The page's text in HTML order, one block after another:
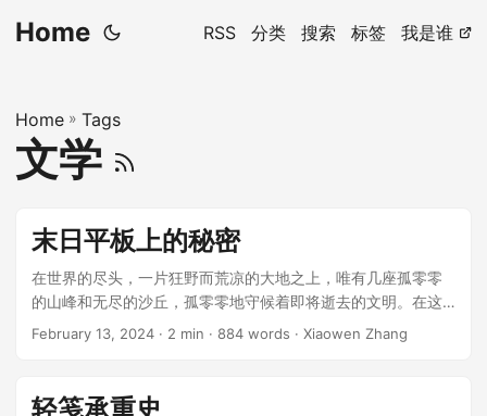
Home RSS 分类 搜索 标签 我是谁
Home » Tags
文学
末日平板上的秘密
在世界的尽头，一片狂野而荒凉的大地之上，唯有几座孤零零
的山峰和无尽的沙丘，孤零零地守候着即将逝去的文明。在这
片荒凉之地，一对年轻的情侣，萨姆和莉娅，在末日的边缘艰
February 13, 2024 · 2 min · 884 words · Xiaowen Zhang
轻笺承重史